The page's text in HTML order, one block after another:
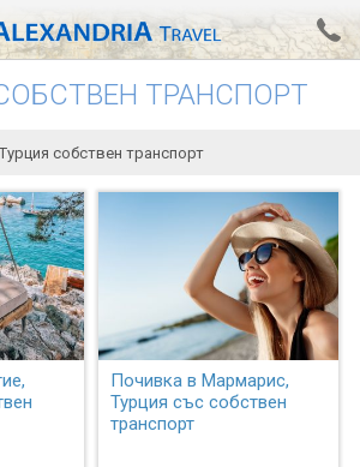
Проверка на резервация
ТРАНСПОРТ
Турция собствен транспорт
Почивка в Мармарис,
Турция със собствен
транспорт